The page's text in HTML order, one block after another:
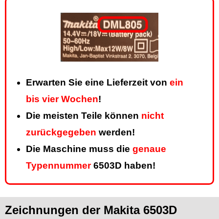
Erwarten Sie eine Lieferzeit von ein
bis vier Wochen!
Die meisten Teile können nicht
zurückgegeben werden!
Die Maschine muss die genaue
Typennummer6503D haben!
Zeichnungen der Makita 6503D